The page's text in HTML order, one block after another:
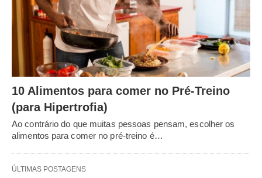
10 Alimentos para comer no Pré-Treino
(para Hipertrofia)
Ao contrário do que muitas pessoas pensam, escolher os
alimentos para comer no pré-treino é…
ÚLTIMAS POSTAGENS